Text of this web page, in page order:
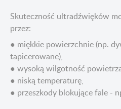
Skuteczność ultradźwięków
przez:
● miękkie powierzchnie (np.
tapicerowane),
● wysoką wilgotność
● niską temperaturę,
● przeszkody blokujące fale -